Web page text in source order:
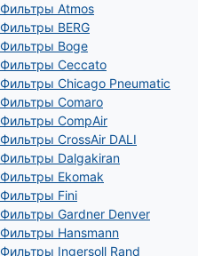
Фильтры Atmos
Фильтры BERG
Фильтры Boge
Фильтры Ceccato
Фильтры Chicago Pneumatic
Фильтры Comaro
Фильтры CompAir
Фильтры CrossAir DALI
Фильтры Dalgakiran
Фильтры Ekomak
Фильтры Fini
Фильтры Gardner Denver
Фильтры Hansmann
Фильтры Ingersoll Rand